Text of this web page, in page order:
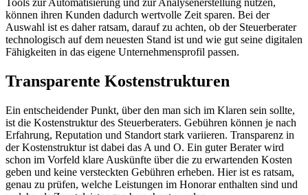
Tools zur Automatisierung und zur Analysenerstellung nutzen,
können ihren Kunden dadurch wertvolle Zeit sparen. Bei der
Auswahl ist es daher ratsam, darauf zu achten, ob der Steuerberater
technologisch auf dem neuesten Stand ist und wie gut seine digitalen
Fähigkeiten in das eigene Unternehmensprofil passen.
Transparente Kostenstrukturen
Ein entscheidender Punkt, über den man sich im Klaren sein sollte,
ist die Kostenstruktur des Steuerberaters. Gebühren können je nach
Erfahrung, Reputation und Standort stark variieren. Transparenz in
der Kostenstruktur ist dabei das A und O. Ein guter Berater wird
schon im Vorfeld klare Auskünfte über die zu erwartenden Kosten
geben und keine versteckten Gebühren erheben. Hier ist es ratsam,
genau zu prüfen, welche Leistungen im Honorar enthalten sind und